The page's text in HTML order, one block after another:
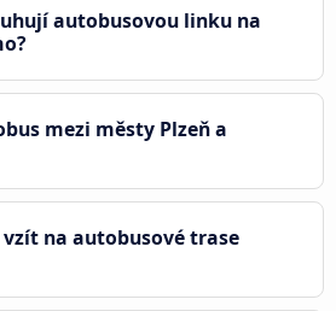
autobusovou linku na
mezi městy Plzeň a
vzít na autobusové trase